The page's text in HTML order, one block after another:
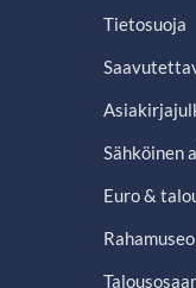
Tietosuoja
Sähköinen
Euro &
Rahamuseo